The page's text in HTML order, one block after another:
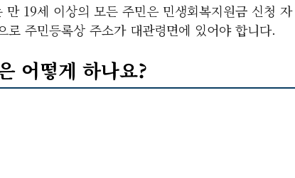
19세 이상의 모든 주민은 민생회복지원금 신청 자
주민등록상 주소가 대관령면에 있어야 합니다.
어떻게 하나요?